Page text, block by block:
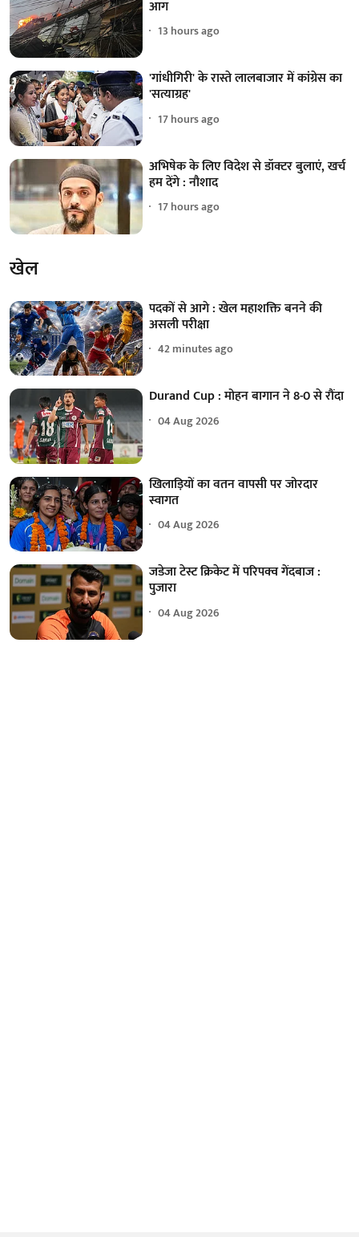
आग
13 hours ago
'गांधीगिरी' के रास्ते लालबाजार में कांग्रेस का
'सत्याग्रह'
17 hours ago
अभिषेक के लिए विदेश से डॉक्टर बुलाएं, खर्च
हम देंगे : नौशाद
17 hours ago
खेल
पदकों से आगे : खेल महाशक्ति बनने की
असली परीक्षा
42 minutes ago
Durand Cup : मोहन बागान ने 8-0 से रौंदा
04 Aug 2026
खिलाड़ियों का वतन वापसी पर जोरदार
स्वागत
04 Aug 2026
जडेजा टेस्ट क्रिकेट में परिपक्व गेंदबाज :
पुजारा
04 Aug 2026